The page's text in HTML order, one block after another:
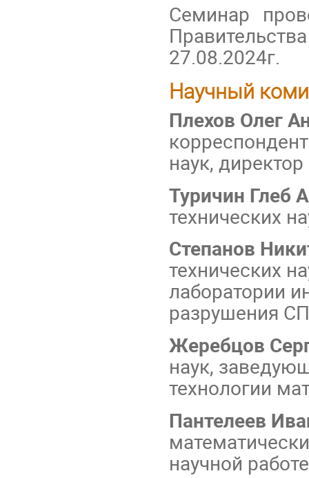
Семинар
27.08.2024г.
Научный
Плехов Олег
наук,
Туричин Глеб
технических
Степанов
технических
лаборатории
разрушения
Жеребцов
наук,
технологии
Пантелеев
научной